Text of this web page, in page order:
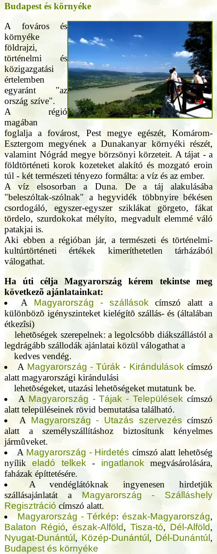
Budapest és környéke
A fováros és
környéke
földrajzi,
történelmi és
közigazgatási
értelemben
egyaránt "az
ország szíve".
A régió
magában
foglalja a fovárost, Pest megye egészét, Komárom-
Esztergom megyének a Dunakanyar környéki részét,
valamint Nógrád megye börzsönyi körzeteit. A tájat - a
földtörténeti korok kozeteket alakító és mozgató eroin
túl - két természeti tényezo formálta: a víz és az ember.
A víz elsosorban a Duna. De a táj alakulásába
"beleszóltak-szólnak" a hegyvidék többnyire békésen
csordogáló, egyszer-egyszer sziklákat görgeto, fákat
tördelo, szurdokokat mélyíto, megvadult elemmé váló
patakjai is.
Aki ebben a régióban jár, a természeti és történelmi-
kultúrtörténeti értékek kimeríthetetlen tárházából
válogathat.
Ha úti célja Magyarország kérem tekintse meg
következõ ajánlatainkat:
A Magyarország - szállások címszó alatt a
különbözõ igényszinteket kielégítõ szállás- és (általában
étkezîsi)
lehetõségek szerepelnek: a legolcsóbb diákszállástól a
legdrágább szállodák ajánlatai közül válogathat a
kedves vendég.
A Magyarország - Túrák - Kirándulások címszó
alatt magyarországi kirándulási
lehetõségeket, utazási lehetõségeket mutatunk be.
A Magyarország - Tájak - Települések címszó
alatt településeinek rövid bemutatása található.
A Magyarország - Utazás szervezés címszó
alatt a személyszállításhoz biztosítunk kényelmes
jármûveket.
A Magyarország - Hirdetés címszó alatt lehetõség
nyílikeladó telkek - ingatlanok megvásárolására,
faházak építtetésére.
A vendéglátóknak ingyenesen hirdetjük
szállásajánlatát a Magyarország - Szálláshely
Regisztráció címszó alatt.
Magyarország - Térkép:észak-Magyarország,
Balaton Régió, észak-Alföld, Tisza-tó, Dél-Alföld,
Nyugat-Dunántúl, Közép-Dunántúl, Dél-Dunántúl,
Budapest és környéke